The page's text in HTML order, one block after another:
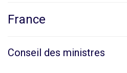
France
Conseil des ministres